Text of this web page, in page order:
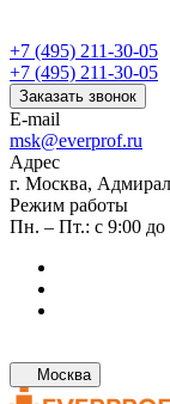
+7 (495) 211-30-05
+7 (495) 211-30-05
Заказать звонок
E-mail
msk@everprof.ru
Адрес
г. Москва,
Режим работы
Пн. – Пт.: с 9:00 до
Москва